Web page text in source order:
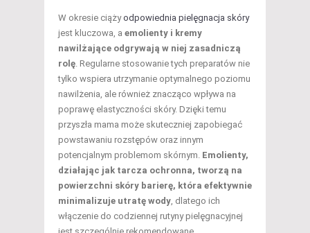
W okresie ciążyodpowiednia pielęgnacja skóry
jest kluczowa, a emolienty i kremy
nawilżające odgrywają w niej zasadniczą
rolę. Regularne stosowanie tych preparatów nie
tylko wspiera utrzymanie optymalnego poziomu
nawilżenia, ale również znacząco wpływa na
poprawę elastyczności skóry. Dzięki temu
przyszła mama może skuteczniej zapobiegać
powstawaniu rozstępów oraz innym
potencjalnym problemom skórnym. Emolienty,
działając jak tarcza ochronna, tworzą na
powierzchni skóry barierę, która efektywnie
minimalizuje utratę wody, dlatego ich
włączenie do codziennej rutyny pielęgnacyjnej